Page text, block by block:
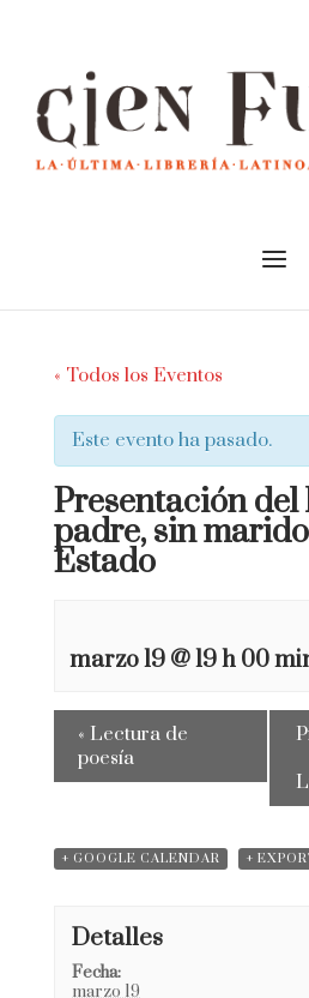
Menu
« Todos los Eventos
Este evento ha pasado.
Presentación
padre, sin
Estado
marzo 19 @ 19 h 00
« Lectura de
poesía
+ GOOGLE CALENDAR +
Detalles
Fecha:
marzo 19